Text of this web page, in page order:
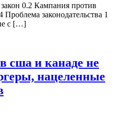
0.2 Кампания против
законодательства 1
с […]
в сша и канаде не
нацеленные